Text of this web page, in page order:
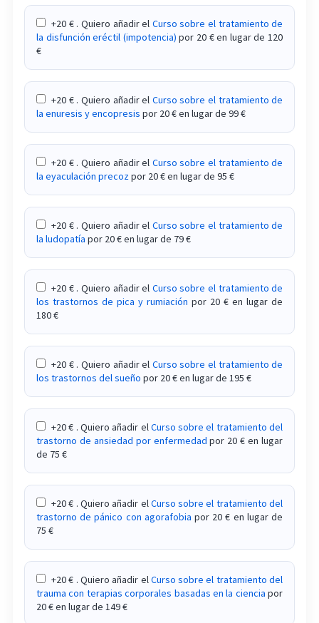
+20 € . Quiero añadir el Curso sobre el tratamiento de
la disfunción eréctil (impotencia) por 20 € en lugar de 120
€
+20 € . Quiero añadir el Curso sobre el tratamiento de
la enuresis y encopresis por 20 € en lugar de 99 €
+20 € . Quiero añadir el Curso sobre el tratamiento de
la eyaculación precozpor 20 € en lugar de 95 €
+20 € . Quiero añadir el Curso sobre el tratamiento de
la ludopatía por 20 € en lugar de 79 €
+20 € . Quiero añadir el Curso sobre el tratamiento de
los trastornos de pica y rumiación por 20 € en lugar de
180 €
+20 € . Quiero añadir el Curso sobre el tratamiento de
los trastornos del sueño por 20 € en lugar de 195 €
+20 € . Quiero añadir elCurso sobre el tratamiento del
trastorno de ansiedad por enfermedad por 20 € en lugar
de 75 €
+20 € . Quiero añadir elCurso sobre el tratamiento del
trastorno de pánico con agorafobia por 20 € en lugar de
75 €
+20 € . Quiero añadir elCurso sobre el tratamiento del
trauma con terapias corporales basadas en la ciencia por
20 € en lugar de 149 €